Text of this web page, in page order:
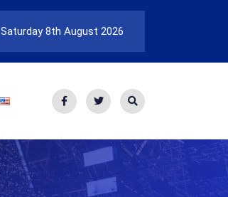
Saturday 8th August 2026